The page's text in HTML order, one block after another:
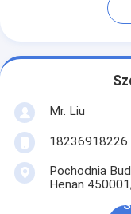
Mr. Liu
18236918226
Pochodnia
Henan